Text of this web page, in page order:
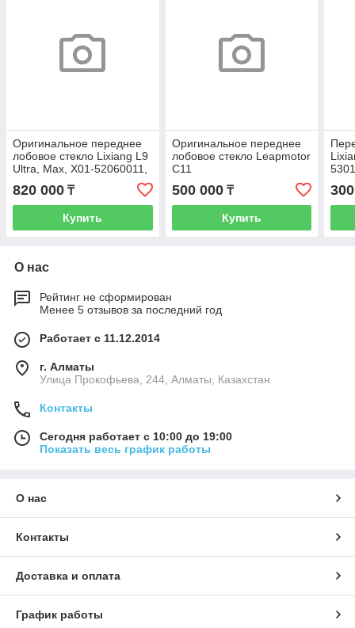
Оригинальное переднее
лобовое стекло Lixiang L9
Ultra, Max, X01-52060011,
820 000 ₸
Купить
Оригинальное переднее
лобовое стекло Leapmotor
C11
500 000₸
Купить
О нас
Рейтинг не сформирован
Менее 5 отзывов за последний год
Работает с 11.12.2014
г. Алматы
​Улица Прокофьева, 244, Алматы, Казахстан
Контакты
Сегодня работает с 10:00 до 19:00
Показать весь график работы
О нас
Контакты
Доставка и оплата
График работы